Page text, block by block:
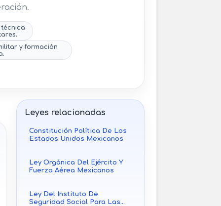
y formación
Leyes relacionadas
Constitución Política De Los
Estados Unidos Mexicanos
Ley Orgánica Del Ejército Y
Fuerza Aérea Mexicanos
Ley Del Instituto De
Seguridad Social Para Las